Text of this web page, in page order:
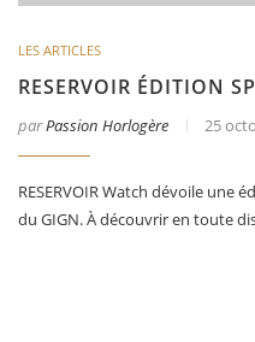
LES ARTICLES
RESERVOIR ÉDITION
parPassion Horlogère 25
RESERVOIR Watch dévoile une
du GIGN. À découvrir en toute